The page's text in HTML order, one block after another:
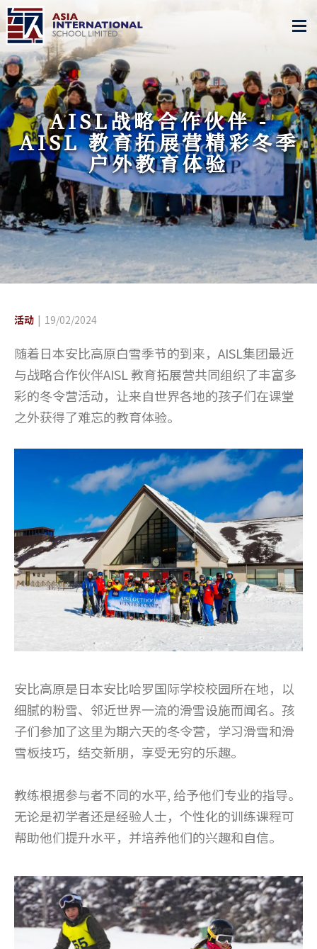
AISL战略合作伙伴 -
AISL 教育拓展营精彩冬季
户外教育体验
活动 19/02/2024
随着日本安比高原白雪季节的到来，AISL集团最近
与战略合作伙伴AISL 教育拓展营共同组织了丰富多
彩的冬令营活动，让来自世界各地的孩子们在课堂
之外获得了难忘的教育体验。
安比高原是日本安比哈罗国际学校校园所在地，以
细腻的粉雪、邻近世界一流的滑雪设施而闻名。孩
子们参加了这里为期六天的冬令营，学习滑雪和滑
雪板技巧，结交新朋，享受无穷的乐趣。
教练根据参与者不同的水平, 给予他们专业的指导。
无论是初学者还是经验人士，个性化的训练课程可
帮助他们提升水平，并培养他们的兴趣和自信。